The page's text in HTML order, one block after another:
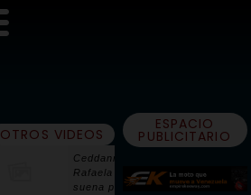
OTROS VIDEOS
Ceddanne
Rafaela
suena par
ESPACIO
PUBLICITARIO